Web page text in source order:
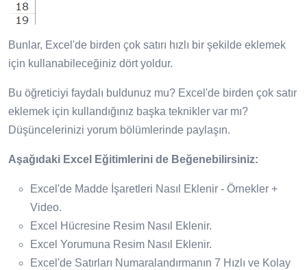
Bunlar, Excel'de birden çok satırı hızlı bir şekilde eklemek
için kullanabileceğiniz dört yoldur.
Bu öğreticiyi faydalı buldunuz mu? Excel'de birden çok satır
eklemek için kullandığınız başka teknikler var mı?
Düşüncelerinizi yorum bölümlerinde paylaşın.
Aşağıdaki Excel Eğitimlerini de Beğenebilirsiniz:
Excel'de Madde İşaretleri Nasıl Eklenir - Örnekler +
Video.
Excel Hücresine Resim Nasıl Eklenir.
Excel Yorumuna Resim Nasıl Eklenir.
Excel'de Satırları Numaralandırmanın 7 Hızlı ve Kolay